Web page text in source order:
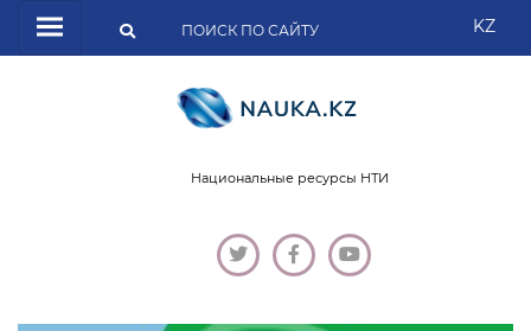
KZ
Национальные ресурсы НТИ